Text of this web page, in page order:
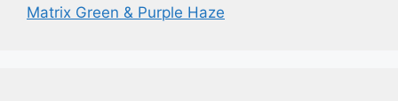
Matrix Green & Purple Haze